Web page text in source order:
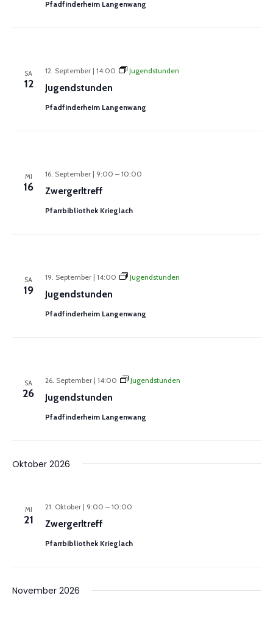
Pfadfinderheim Langenwang
SA
12 Jugendstunden
12. September | 14:00 Jugendstunden
Pfadfinderheim Langenwang
MI
16 Zwergerltreff
16. September | 9:00 – 10:00
Pfarrbibliothek Krieglach
SA
19 Jugendstunden
19. September | 14:00 Jugendstunden
Pfadfinderheim Langenwang
SA
26 Jugendstunden
26. September | 14:00 Jugendstunden
Pfadfinderheim Langenwang
Oktober 2026
MI
21 Zwergerltreff
21. Oktober | 9:00 – 10:00
Pfarrbibliothek Krieglach
November 2026